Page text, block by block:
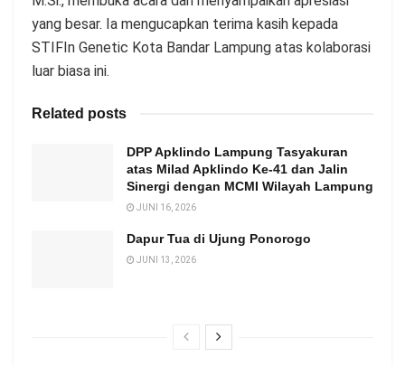
yang besar. Ia mengucapkan terima kasih kepada
STIFIn Genetic Kota Bandar Lampung atas kolaborasi
luar biasa ini.
Related posts
DPP Apklindo Lampung Tasyakuran
atas Milad Apklindo Ke-41 dan Jalin
Sinergi dengan MCMI Wilayah Lampung
JUNI 16, 2026
Dapur Tua di Ujung Ponorogo
JUNI 13, 2026